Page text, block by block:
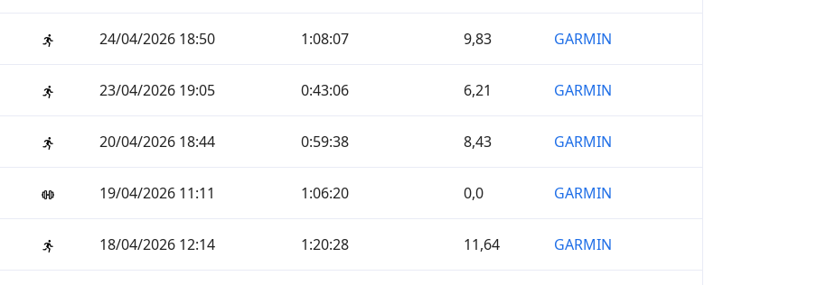
24/04/2026 18:50 1:08:07 9,83 GARMIN
23/04/2026 19:05 0:43:06 6,21 GARMIN
20/04/2026 18:44 0:59:38 8,43 GARMIN
19/04/2026 11:11 1:06:20 0,0 GARMIN
18/04/2026 12:14 1:20:28 11,64 GARMIN